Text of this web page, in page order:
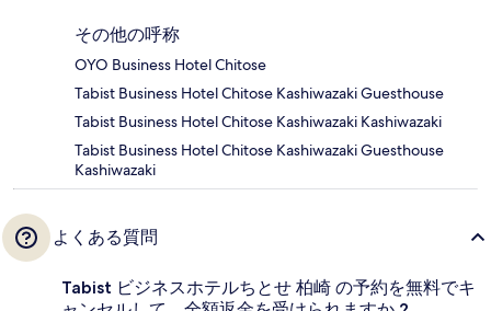
その他の呼称
OYO Business Hotel Chitose
Tabist Business Hotel Chitose Kashiwazaki Guesthouse
Tabist Business Hotel Chitose Kashiwazaki Kashiwazaki
Tabist Business Hotel Chitose Kashiwazaki Guesthouse
Kashiwazaki
よくある質問
Tabist ビジネスホテルちとせ 柏崎 の予約を無料でキ